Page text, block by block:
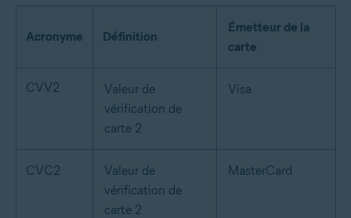
Acronyme Définition
Émetteur de la
carte
CVV2
Valeur de
vérification de
carte 2
Visa
CVC2
Valeur de
vérification de
carte 2
MasterCard